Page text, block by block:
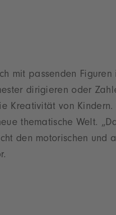
mit passenden Figuren
dirigieren oder
Kreativität von Kindern.
thematische Welt.
den motorischen und